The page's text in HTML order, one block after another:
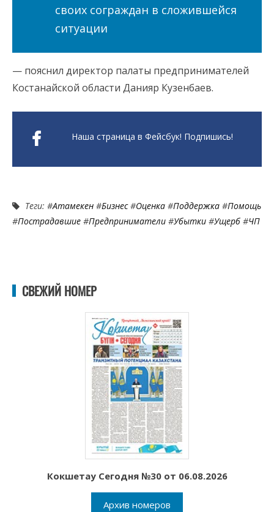
своих сограждан в сложившейся
ситуации
— пояснил директор палаты предпринимателей
Костанайской области Данияр Кузенбаев.
Наша страница в Фейсбук! Подпишись!
Теги: #Атамекен #Бизнес#Оценка #Поддержка #Помощь
#Пострадавшие #Предприниматели #Убытки #Ущерб #ЧП
СВЕЖИЙ НОМЕР
Кокшетау Сегодня №30 от 06.08.2026
Архив номеров